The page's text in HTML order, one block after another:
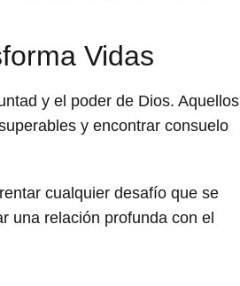
Vidas
y el poder de Dios. Aquellos
y encontrar consuelo
cualquier desafío que se
una relación profunda con el